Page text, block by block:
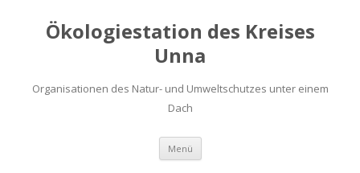
Ökologiestation des Kreises
Unna
Organisationen des Natur- und Umweltschutzes unter einem
Dach
Menü Zum
springen